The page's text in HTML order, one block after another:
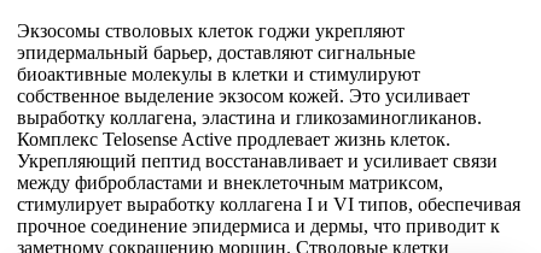
Экзосомы стволовых клеток годжи укрепляют
эпидермальный барьер, доставляют сигнальные
биоактивные молекулы в клетки и стимулируют
собственное выделение экзосом кожей. Это усиливает
выработку коллагена, эластина и гликозаминогликанов.
Комплекс Telosense Active продлевает жизнь клеток.
Укрепляющий пептид восстанавливает и усиливает связи
между фибробластами и внеклеточным матриксом,
стимулирует выработку коллагена I и VI типов, обеспечивая
прочное соединение эпидермиса и дермы, что приводит к
заметному сокращению морщин. Стволовые клетки